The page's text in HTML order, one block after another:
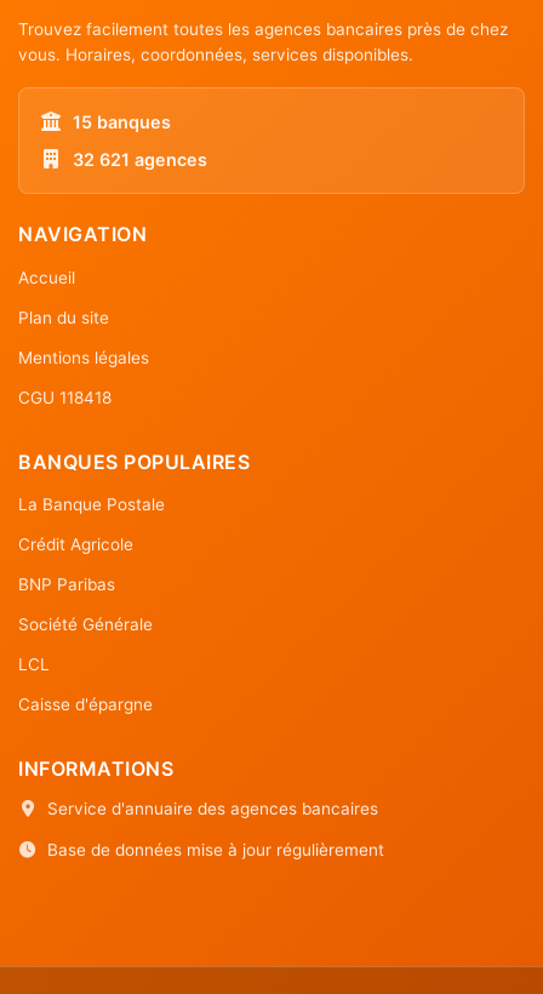
Trouvez facilement toutes les agences bancaires près de chez
vous. Horaires, coordonnées, services disponibles.
15 banques
32 621 agences
NAVIGATION
Accueil
Plan du site
Mentions légales
CGU 118418
BANQUES POPULAIRES
La Banque Postale
Crédit Agricole
BNP Paribas
Société Générale
LCL
Caisse d'épargne
INFORMATIONS
Service d'annuaire des agences bancaires
Base de données mise à jour régulièrement